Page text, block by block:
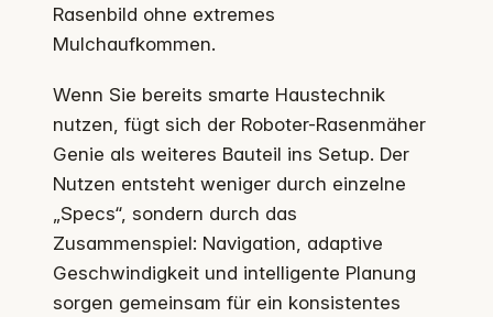
Rasenbild ohne extremes
Mulchaufkommen.
Wenn Sie bereits smarte Haustechnik
nutzen, fügt sich der Roboter-Rasenmäher
Genie als weiteres Bauteil ins Setup. Der
Nutzen entsteht weniger durch einzelne
„Specs“, sondern durch das
Zusammenspiel: Navigation, adaptive
Geschwindigkeit und intelligente Planung
sorgen gemeinsam für ein konsistentes